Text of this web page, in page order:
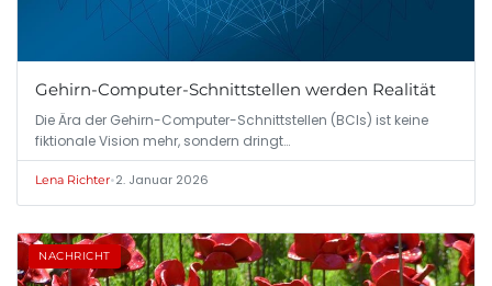
Gehirn-Computer-Schnittstellen werden Realität
Die Ära der Gehirn-Computer-Schnittstellen (BCIs) ist keine
fiktionale Vision mehr, sondern dringt…
Lena Richter•2. Januar 2026
NACHRICHT